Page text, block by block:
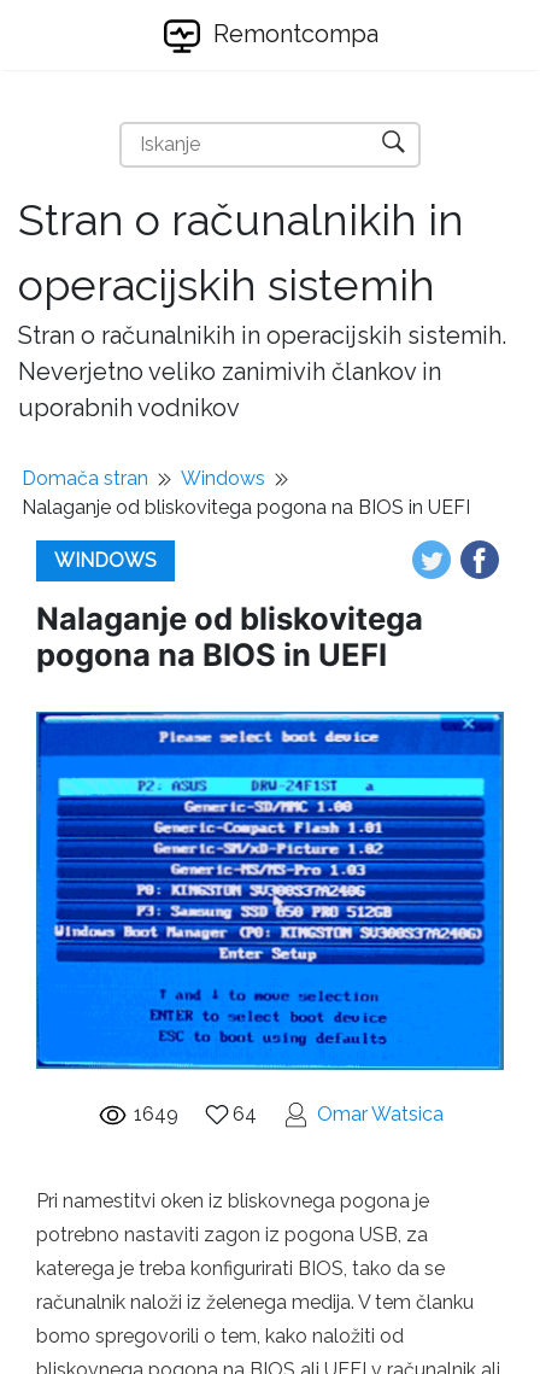
Remontcompa
Stran o računalnikih in
operacijskih sistemih
Stran o računalnikih in operacijskih sistemih.
Neverjetno veliko zanimivih člankov in
uporabnih vodnikov
Domača stran
Windows
Nalaganje od bliskovitega pogona na BIOS in UEFI
WINDOWS
Nalaganje od bliskovitega
pogona na BIOS in UEFI
1649 64 Omar Watsica
Pri namestitvi oken iz bliskovnega pogona je
potrebno nastaviti zagon iz pogona USB, za
katerega je treba konfigurirati BIOS, tako da se
računalnik naloži iz želenega medija. V tem članku
bomo spregovorili o tem, kako naložiti od